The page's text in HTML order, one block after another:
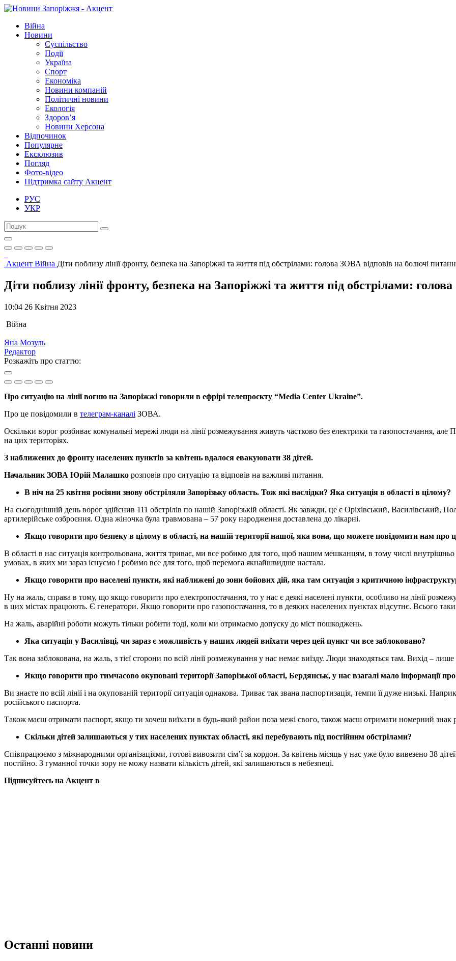
Війна
Новини
Суспільство
Події
Україна
Спорт
Економіка
Новини компаній
Політичні новини
Екологія
Здоров’я
Новини Херсона
Відпочинок
Популярне
Ексклюзив
Погляд
Фото-відео
Підтримка сайту Акцент
РУС
УКР
Акцент Війна Діти поблизу лінії фронту, безпека на Запоріжжі та життя під обстрілами: голова ЗОВА відповів на болючі
Діти поблизу лінії фронту, безпека на Запоріжжі та життя під обстрілами:
10:04 26 Квітня 2023
Війна
Яна Мозуль
Редактор
Розкажіть про статтю:
Про ситуацію на лінії вогню на Запоріжжі говорили в ефрірі телепроєкту “Media Center Ukraine”.
Про це повідомили в телеграм-каналі ЗОВА.
Оскільки ворог розбиває комунальні мережі люди на лінії розмежування живуть частково без електрики та газопостачання, але
на цих територіях.
З наближених до фронту населених пунктів за квітень вдалося евакуювати 38 дітей.
Начальник ЗОВА Юрій Малашко розповів про ситуацію та відповів на важливі питання.
В ніч на 25 квітня росіяни знову обстріляли Запорізьку область. Тож які наслідки? Яка ситуація в області в цілому?
На сьогоднішній день ворог здійснив 111 обстрілів по нашій Запорізькій області. Як завжди, це є Оріхівський, Василівський,
артилерійське озброєння. Одна жіночка була травмована – 57 року народження доставлена до лікарні.
Якщо говорити про безпеку в цілому в області, на нашій території нашої, яка вона, що можете повідомити нам про
В області в нас ситуація контрольована, життя триває, ми все робимо для того, щоб нашим мешканцям, в тому числі
умовах, в яких ми зараз існуємо і робимо все для того, щоб перемога якнайшвидше настала.
Якщо говорити про населені пункти, які наближені до зони бойових дій, яка там ситуація з критичною
Ну на жаль, справа в тому, що якщо говорити про електропостачання, то у нас є деякі населені пункти, особливо на лінії
в цих містах працюють. Є генератори. Якщо говорити про газопостачання, то в деяких населених пунктах відсутнє. Всього
На жаль, аварійні роботи можуть тільки робити тоді, коли ми отримаємо допуску до міст пошкоджень.
Яка ситуація у Василівці, чи зараз є можливість у наших людей виїхати через цей пункт чи все заблоковано?
Так вона заблокована, на жаль, з тієї сторони по всій лінії розмежування у нас немає виїзду. Люди знаходяться там. Вихід – лише
Якщо говорити про тимчасово окуповані території Запорізької області, Бердянськ, у нас взагалі мало інформації
Ви знаєте по всій лінії і на окупованій території ситуація однакова. Триває так звана паспортизація, темпи її дуже низькі.
російського паспорта.
Також маєш отримати паспорт, якщо ти хочеш виїхати в будь-який район поза межі свого, також маєш отримати номерний знак
Скільки дітей залишаються у тих населених пунктах області, які перебувають під постійним обстрілами?
Співпрацюємо з міжнародними організаціями, готові вивозити сім’ї за кордон. За квітень місяць у нас уже було вивезено 38
постійно. З гуманної точки зору не можу назвати кількість дітей, які залишаються в небезпеці.
Підписуйтесь на Акцент в
Останні новини